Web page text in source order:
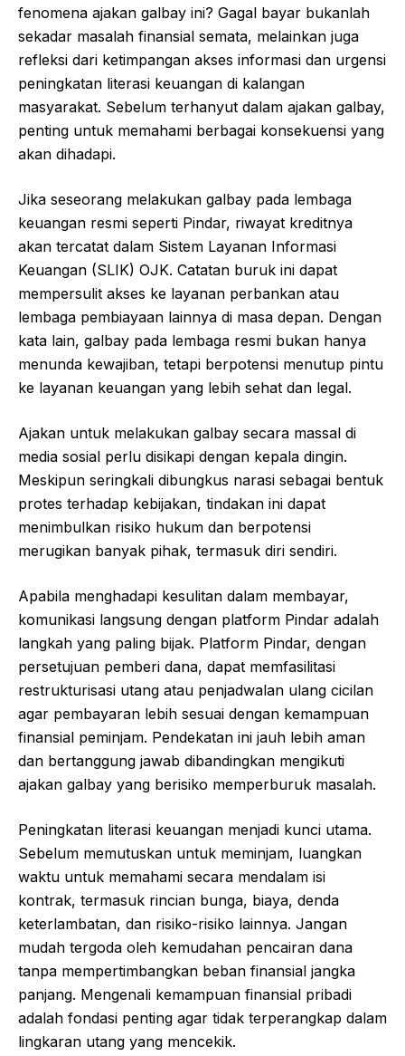
fenomena ajakan galbay ini? Gagal bayar bukanlah
sekadar masalah finansial semata, melainkan juga
refleksi dari ketimpangan akses informasi dan urgensi
peningkatan literasi keuangan di kalangan
masyarakat. Sebelum terhanyut dalam ajakan galbay,
penting untuk memahami berbagai konsekuensi yang
akan dihadapi.
Jika seseorang melakukan galbay pada lembaga
keuangan resmi seperti Pindar, riwayat kreditnya
akan tercatat dalam Sistem Layanan Informasi
Keuangan (SLIK) OJK. Catatan buruk ini dapat
mempersulit akses ke layanan perbankan atau
lembaga pembiayaan lainnya di masa depan. Dengan
kata lain, galbay pada lembaga resmi bukan hanya
menunda kewajiban, tetapi berpotensi menutup pintu
ke layanan keuangan yang lebih sehat dan legal.
Ajakan untuk melakukan galbay secara massal di
media sosial perlu disikapi dengan kepala dingin.
Meskipun seringkali dibungkus narasi sebagai bentuk
protes terhadap kebijakan, tindakan ini dapat
menimbulkan risiko hukum dan berpotensi
merugikan banyak pihak, termasuk diri sendiri.
Apabila menghadapi kesulitan dalam membayar,
komunikasi langsung dengan platform Pindar adalah
langkah yang paling bijak. Platform Pindar, dengan
persetujuan pemberi dana, dapat memfasilitasi
restrukturisasi utang atau penjadwalan ulang cicilan
agar pembayaran lebih sesuai dengan kemampuan
finansial peminjam. Pendekatan ini jauh lebih aman
dan bertanggung jawab dibandingkan mengikuti
ajakan galbay yang berisiko memperburuk masalah.
Peningkatan literasi keuangan menjadi kunci utama.
Sebelum memutuskan untuk meminjam, luangkan
waktu untuk memahami secara mendalam isi
kontrak, termasuk rincian bunga, biaya, denda
keterlambatan, dan risiko-risiko lainnya. Jangan
mudah tergoda oleh kemudahan pencairan dana
tanpa mempertimbangkan beban finansial jangka
panjang. Mengenali kemampuan finansial pribadi
adalah fondasi penting agar tidak terperangkap dalam
lingkaran utang yang mencekik.